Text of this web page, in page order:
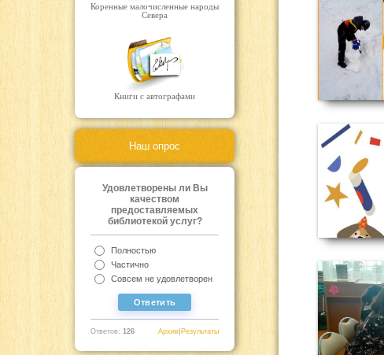
Коренные малочисленные народы
Севера
Книги с автографами
Наш опрос
Удовлетворены ли Вы
качеством
предоставляемых
библиотекой услуг?
Полностью
Частично
Совсем не удовлетворен
Ответов: 126 Результаты
Архив